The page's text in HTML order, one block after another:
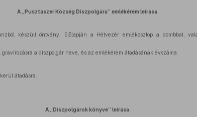
A „Pusztaszer Község Díszpolgára” emlékérem leírása
készült öntvény. Előlapján a Hétvezér emlékoszlop a dombbal,
a díszpolgár neve, és az emlékérem átadásának évszáma.
átadásra.
A „Díszpolgárok könyve” leírása